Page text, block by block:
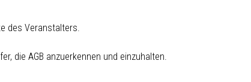
des Veranstalters.
die AGB anzuerkennen und einzuhalten.